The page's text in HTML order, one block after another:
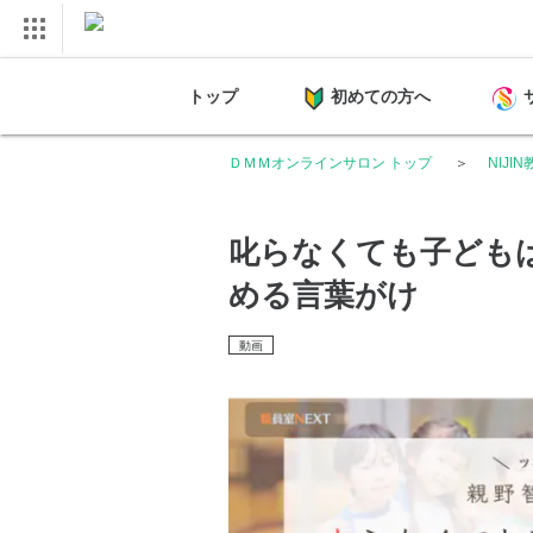
トップ 初めての方へ
ＤＭＭオンラインサロン トップ NIJIN
叱らなくても子ども
める言葉がけ
動画